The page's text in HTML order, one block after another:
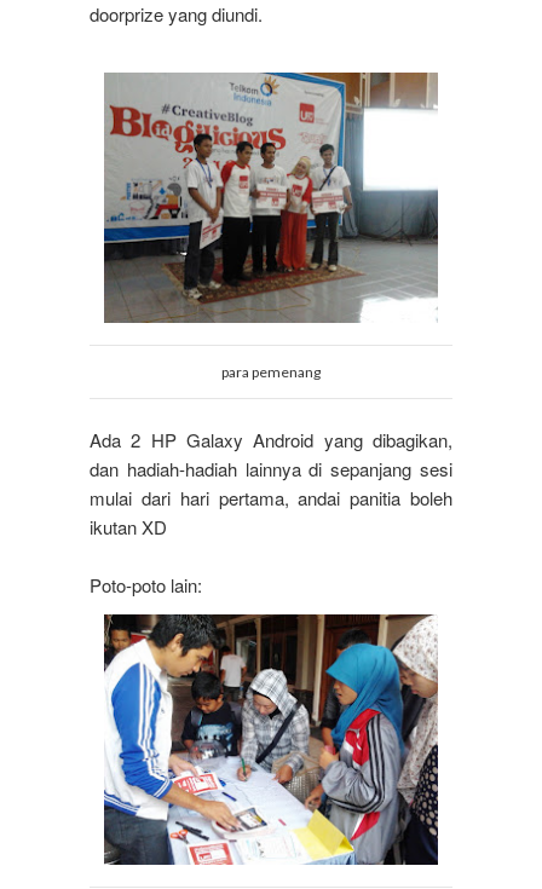
doorprize yang diundi.
para pemenang
Ada 2 HP Galaxy Android yang dibagikan,
dan hadiah-hadiah lainnya di sepanjang sesi
mulai dari hari pertama, andai panitia boleh
ikutan XD
Poto-poto lain: